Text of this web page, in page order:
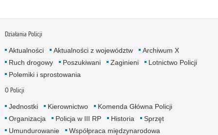
Działania Policji
Aktualności Aktualności z województw
Archiwum X
Ruch drogowy
Poszukiwani Zaginieni
Lotnictwo Policji
Polemiki i sprostowania
O Policji
Jednostki Kierownictwo
Komenda Główna Policji
Organizacja
Policja w III RP Historia
Sprzęt
Umundurowanie
Współpraca międzynarodowa